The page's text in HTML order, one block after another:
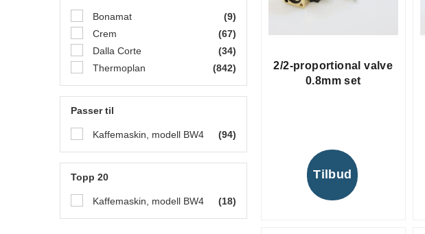
Bonamat
(9)
Crem
(67)
Dalla Corte
(34)
Thermoplan
(842)
Passer til
Kaffemaskin, modell BW4 (94)
Topp 20
Kaffemaskin, modell BW4 (18)
2/2-proportional valve
0.8mm set
Tilbud